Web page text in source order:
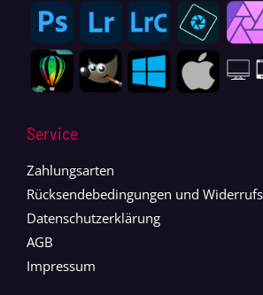
Service
Zahlungsarten
Rücksendebedingungen und
Datenschutzerklärung
AGB
Impressum